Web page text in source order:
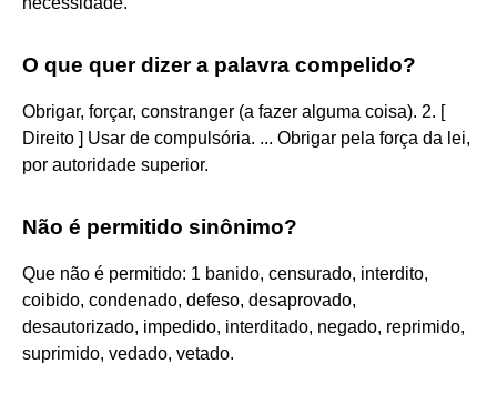
O que quer dizer a palavra compelido?
Obrigar, forçar, constranger (a fazer alguma coisa). 2. [
Direito ] Usar de compulsória. ... Obrigar pela força da lei,
por autoridade superior.
Não é permitido sinônimo?
Que não é permitido: 1 banido, censurado, interdito,
coibido, condenado, defeso, desaprovado,
desautorizado, impedido, interditado, negado, reprimido,
suprimido, vedado, vetado.